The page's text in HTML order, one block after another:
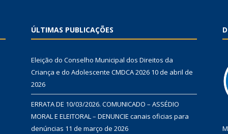
ÚLTIMAS PUBLICAÇÕES
Eleição do Conselho Municipal dos Direitos da
Criança e do Adolescente CMDCA 2026 10 de abril de
2026
ERRATA DE 10/03/2026. COMUNICADO – ASSÉDIO
MORAL E ELEITORAL – DENUNCIE canais oficias para
denúncias 11 de março de 2026